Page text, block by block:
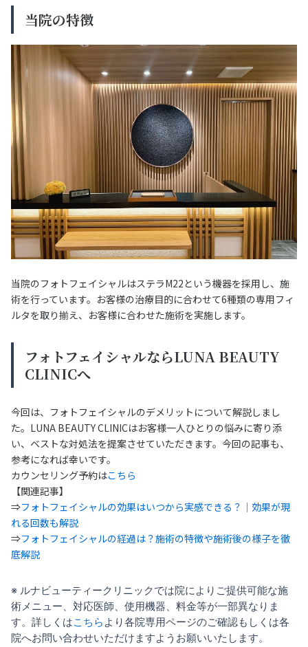
当院の特徴
当院のフォトフェイシャルはステラM22という機器を採用し、施
術を行っています。お客様の治療目的に合わせて6種類の専用フィ
ルタを取り揃え、お客様に合わせた施術を実施します。
フォトフェイシャルならLUNA BEAUTY
CLINICへ
今回は、フォトフェイシャルのデメリットについて解説しまし
た。LUNA BEAUTY CLINICはお客様一人ひとりの悩みに寄り添
い、ベストな対処法を提案させていただきます。今回の記事も、
参考になれば幸いです。
カウンセリング予約はこちら
【関連記事】
⇒フォトフェイシャルの効果はいつから実感できる？｜効果が現
れる回数も解説
⇒フォトフェイシャルの経過は？施術の特徴や施術後の様子を徹
底解説
※ ルナビューティークリニックでは院によりご提供可能な施
術メニュー、対応医師、使用機器、料金等が一部異なりま
す。詳しくはこちら より各院専用ページのご確認もしくは各
院へお問い合わせいただけますようお願いいたします。